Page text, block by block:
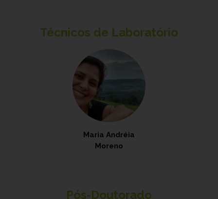
Técnicos de Laboratório
Maria Andréia
Moreno
Pós-Doutorado